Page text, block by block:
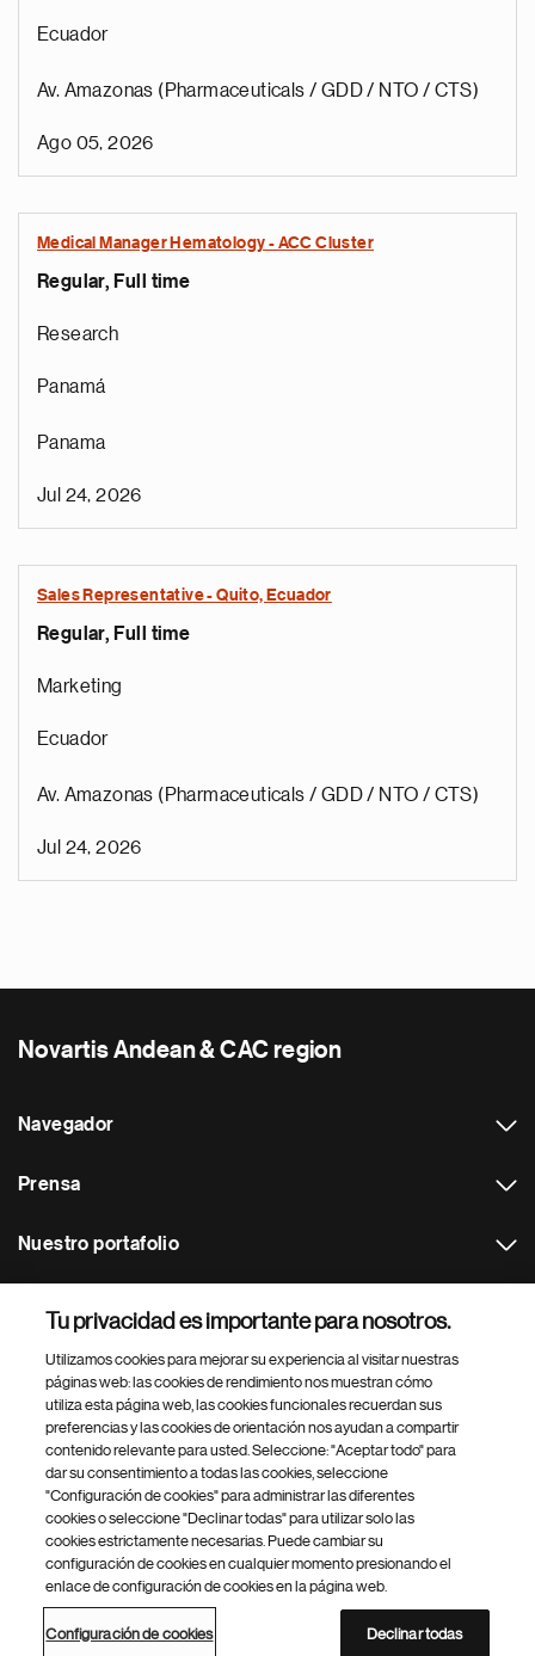
Ecuador
Av. Amazonas (Pharmaceuticals / GDD / NTO / CTS)
Ago 05, 2026
Medical Manager Hematology - ACC Cluster
Regular, Full time
Research
Panamá
Panama
Jul 24, 2026
Sales Representative - Quito, Ecuador
Regular, Full time
Marketing
Ecuador
Av. Amazonas (Pharmaceuticals / GDD / NTO / CTS)
Jul 24, 2026
Novartis Andean & CAC region
Navegador
Prensa
Nuestro portafolio
Footer Site Search
inferior
del
© 2026 Novartis AG
Política de privacidad Términos de uso
Accesibilidad
Configuración de cookies
Mapa del sitio
Tu privacidad es importante para nosotros.
Utilizamos cookies para mejorar su experiencia al visitar nuestras
páginas web: las cookies de rendimiento nos muestran cómo
utiliza esta página web, las cookies funcionales recuerdan sus
preferencias y las cookies de orientación nos ayudan a compartir
contenido relevante para usted. Seleccione: "Aceptar todo" para
dar su consentimiento a todas las cookies, seleccione
"Configuración de cookies" para administrar las diferentes
cookies o seleccione "Declinar todas" para utilizar solo las
cookies estrictamente necesarias. Puede cambiar su
configuración de cookies en cualquier momento presionando el
enlace de configuración de cookies en la página web.
Configuración de cookies Declinar todas